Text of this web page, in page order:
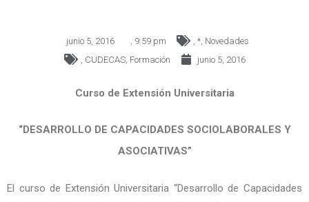
junio 5, 2016 9:59 pm *, Novedades
CUDECAS, Formación junio 5, 2016
Curso de Extensión Universitaria
“DESARROLLO DE CAPACIDADES SOCIOLABORALES Y
ASOCIATIVAS”
El curso de Extensión Universitaria “Desarrollo de Capacidades